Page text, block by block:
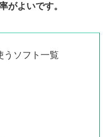
がよいです。
うソフト一覧